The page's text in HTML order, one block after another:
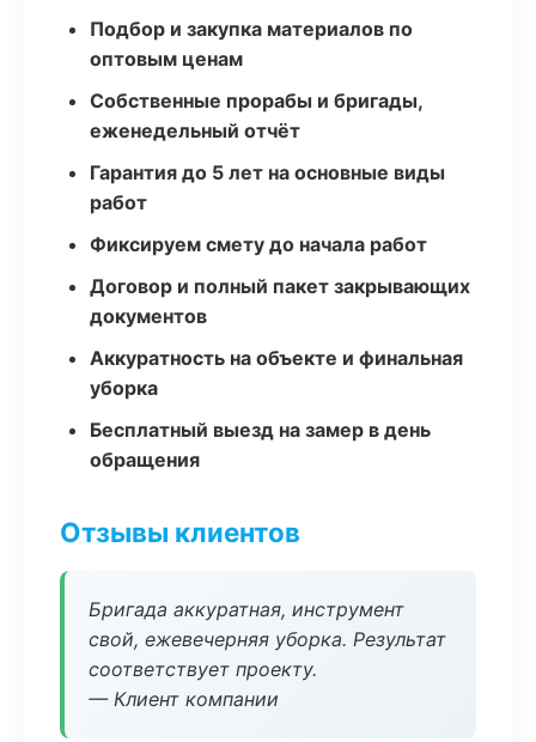
Подбор и закупка материалов по
оптовым ценам
Собственные прорабы и бригады,
еженедельный отчёт
Гарантия до 5 лет на основные виды
работ
Фиксируем смету до начала работ
Договор и полный пакет закрывающих
документов
Аккуратность на объекте и финальная
уборка
Бесплатный выезд на замер в день
обращения
Отзывы клиентов
Бригада аккуратная, инструмент
свой, ежевечерняя уборка. Результат
соответствует проекту.
— Клиент компании